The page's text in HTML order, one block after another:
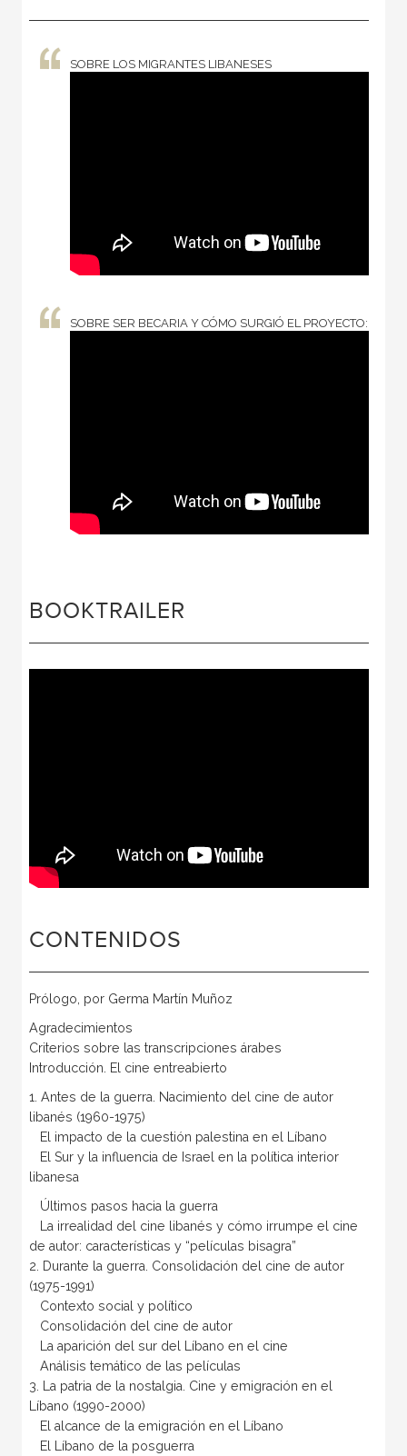
SOBRE LOS MIGRANTES LIBANESES
SOBRE SER BECARIA Y CÓMO SURGIÓ EL PROYECTO:
BOOKTRAILER
CONTENIDOS
Prólogo, por Germa Martín Muñoz
Agradecimientos
Criterios sobre las transcripciones árabes
Introducción. El cine entreabierto
1. Antes de la guerra. Nacimiento del cine de autor
libanés (1960-1975)
El impacto de la cuestión palestina en el Líbano
El Sur y la influencia de Israel en la política interior
libanesa
Últimos pasos hacia la guerra
La irrealidad del cine libanés y cómo irrumpe el cine
de autor: características y “películas bisagra”
2. Durante la guerra. Consolidación del cine de autor
(1975-1991)
Contexto social y político
Consolidación del cine de autor
La aparición del sur del Líbano en el cine
Análisis temático de las películas
3. La patria de la nostalgia. Cine y emigración en el
Líbano (1990-2000)
El alcance de la emigración en el Líbano
El Líbano de la posguerra